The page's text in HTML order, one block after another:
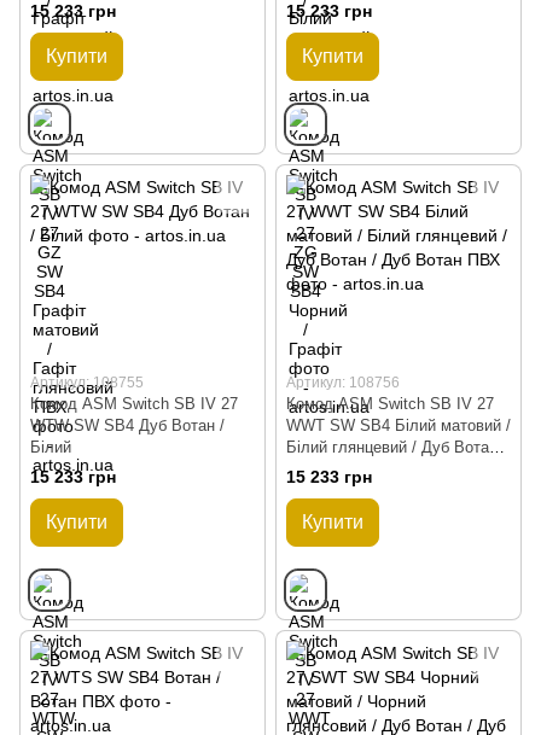
15 233 грн
Купити
15 233 грн
Купити
Артикул: 108755
Комод ASM Switch SB IV 27
WTW SW SB4 Дуб Вотан /
Білий
15 233 грн
Купити
Артикул: 108756
Комод ASM Switch SB IV 27
WWT SW SB4 Білий матовий /
Білий глянцевий / Дуб Вотан /
Дуб Вотан ПВХ
15 233 грн
Купити